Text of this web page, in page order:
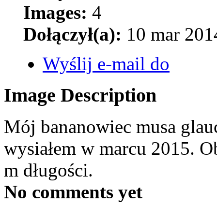
Images: 4
Dołączył(a): 10 mar
Wyślij e-mail do
Image Description
Mój bananowiec musa
wysiałem w marcu 2015.
m długości.
No comments yet